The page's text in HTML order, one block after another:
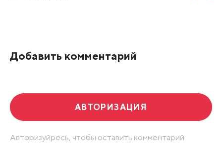
Добавить комментарий
АВТОРИЗАЦИЯ
Авторизуйресь, чтобы оставить комментарий.